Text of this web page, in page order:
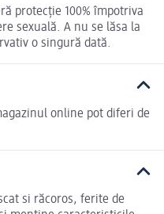
protecție 100% împotriva
sexuală. A nu se lăsa la
o singură dată.
online pot diferi de
si răcoros, ferite de